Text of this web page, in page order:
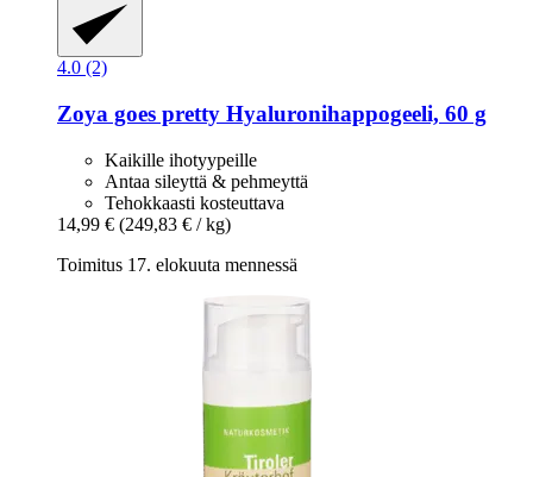
4.0 (2)
Zoya goes pretty Hyaluronihappogeeli, 60 g
Kaikille ihotyypeille
Antaa sileyttä & pehmeyttä
Tehokkaasti kosteuttava
14,99 € (249,83 € / kg)
Toimitus 17. elokuuta mennessä